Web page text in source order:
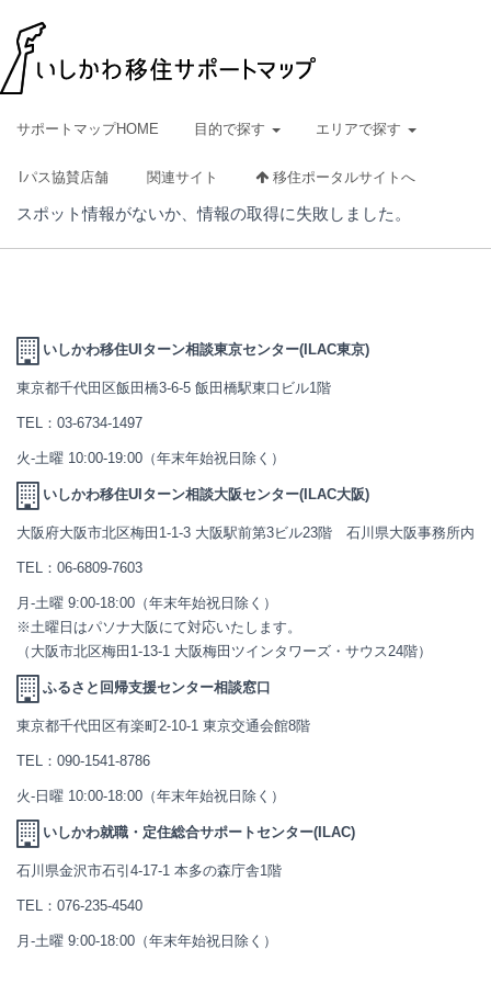
サポートマップHOME 目的で探す エリアで探す
Iパス協賛店舗 関連サイト 移住ポータルサイトへ
スポット情報がないか、情報の取得に失敗しました。
いしかわ移住UIターン相談東京センター(ILAC東京)
東京都千代田区飯田橋3-6-5 飯田橋駅東口ビル1階
TEL： 03-6734-1497
火-土曜 10:00-19:00（年末年始祝日除く）
いしかわ移住UIターン相談大阪センター(ILAC大阪)
大阪府大阪市北区梅田1-1-3 大阪駅前第3ビル23階 石川県大阪事務所内
TEL： 06-6809-7603
月-土曜 9:00-18:00（年末年始祝日除く）
※土曜日はパソナ大阪にて対応いたします。
（大阪市北区梅田1-13-1 大阪梅田ツインタワーズ・サウス24階）
ふるさと回帰支援センター相談窓口
東京都千代田区有楽町2-10-1 東京交通会館8階
TEL： 090-1541-8786
火-日曜 10:00-18:00（年末年始祝日除く）
いしかわ就職・定住総合サポートセンター(ILAC)
石川県金沢市石引4-17-1 本多の森庁舎1階
TEL： 076-235-4540
月-土曜 9:00-18:00（年末年始祝日除く）